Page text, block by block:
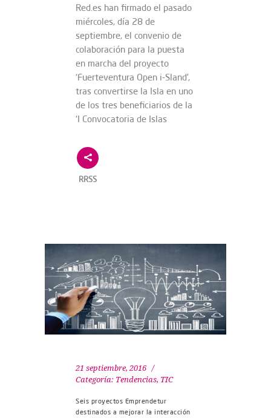
Red.es han firmado el pasado
miércoles, día 28 de
septiembre, el convenio de
colaboración para la puesta
en marcha del proyecto
‘Fuerteventura Open i-Sland’,
tras convertirse la Isla en uno
de los tres beneficiarios de la
‘I Convocatoria de Islas
RRSS
21 septiembre, 2016
Categoría: Tendencias, TIC
Seis proyectos Emprendetur
destinados a mejorar la interacción